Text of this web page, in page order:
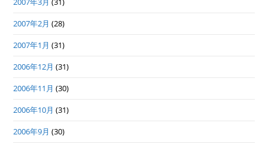
2007年2月 (28)
2007年1月 (31)
2006年12月 (31)
2006年11月 (30)
2006年10月 (31)
2006年9月 (30)